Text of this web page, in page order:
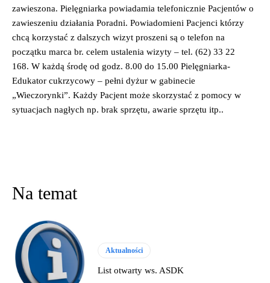
zawieszona. Pielęgniarka powiadamia telefonicznie Pacjentów o
zawieszeniu działania Poradni. Powiadomieni Pacjenci którzy
chcą korzystać z dalszych wizyt proszeni są o telefon na
początku marca br. celem ustalenia wizyty – tel. (62) 33 22
168. W każdą środę od godz. 8.00 do 15.00 Pielęgniarka-
Edukator cukrzycowy – pełni dyżur w gabinecie
„Wieczorynki”. Każdy Pacjent może skorzystać z pomocy w
sytuacjach nagłych np. brak sprzętu, awarie sprzętu itp..
Na temat
Aktualności
List otwarty ws. ASDK